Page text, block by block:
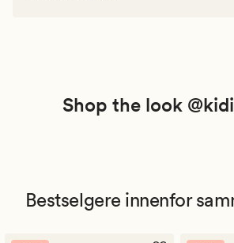
Shop the look
Bestselgere innenfor